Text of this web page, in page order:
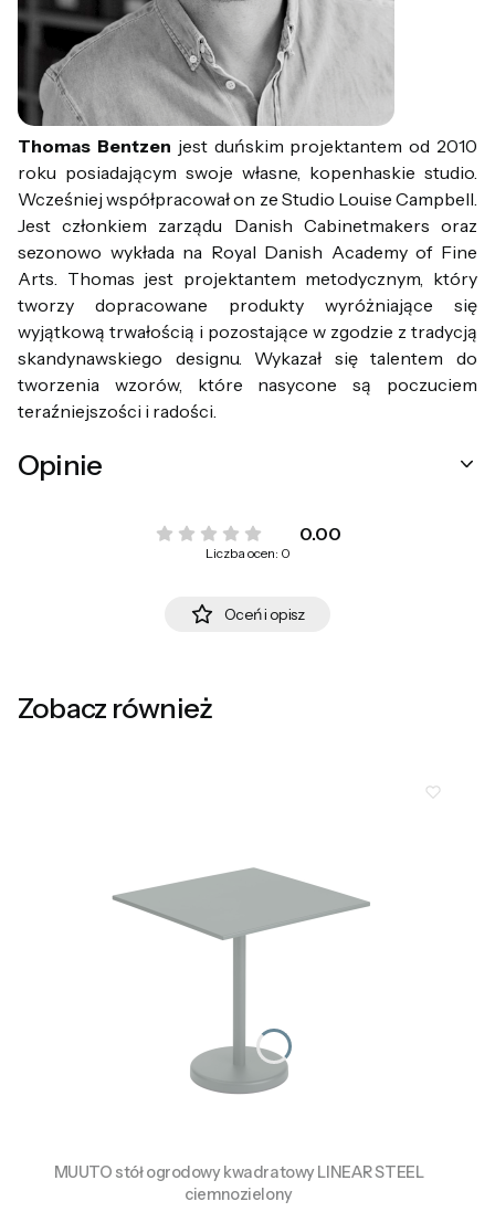
Thomas Bentzen jest duńskim projektantem od 2010
roku posiadającym swoje własne, kopenhaskie studio.
Wcześniej współpracował on ze Studio Louise Campbell.
Jest członkiem zarządu Danish Cabinetmakers oraz
sezonowo wykłada na Royal Danish Academy of Fine
Arts. Thomas jest projektantem metodycznym, który
tworzy dopracowane produkty wyróżniające się
wyjątkową trwałością i pozostające w zgodzie z tradycją
skandynawskiego designu. Wykazał się talentem do
tworzenia wzorów, które nasycone są poczuciem
teraźniejszości i radości.
Opinie
0.00
Liczba ocen: 0
Oceń i opisz
Zobacz również
MUUTO stół ogrodowy kwadratowy LINEAR STEEL
ciemnozielony